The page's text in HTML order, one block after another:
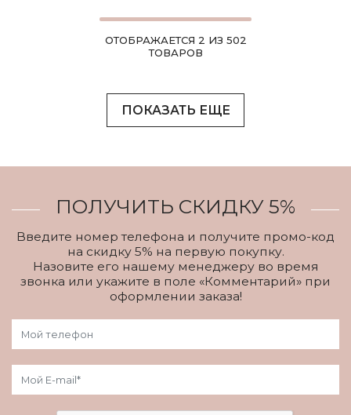
ОТОБРАЖАЕТСЯ 2 ИЗ 502
ТОВАРОВ
ПОКАЗАТЬ ЕЩЕ
ПОЛУЧИТЬ СКИДКУ 5%
Введите номер телефона и получите промо-код
на скидку 5% на первую покупку.
Назовите его нашему менеджеру во время
звонка или укажите в поле «Комментарий» при
оформлении заказа!